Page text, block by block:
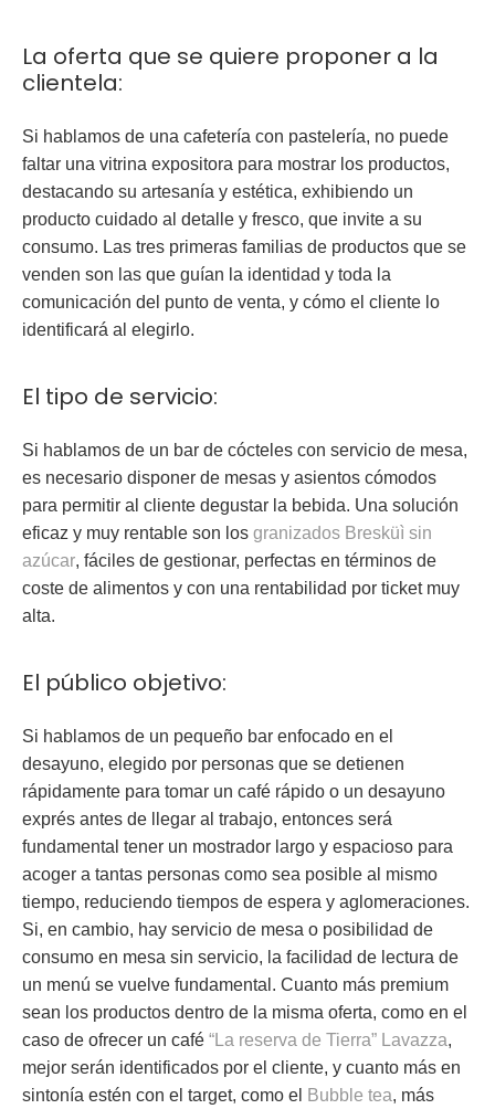
La oferta que se quiere proponer a la
clientela:
Si hablamos de una cafetería con pastelería, no puede
faltar una vitrina expositora para mostrar los productos,
destacando su artesanía y estética, exhibiendo un
producto cuidado al detalle y fresco, que invite a su
consumo. Las tres primeras familias de productos que se
venden son las que guían la identidad y toda la
comunicación del punto de venta, y cómo el cliente lo
identificará al elegirlo.
El tipo de servicio:
Si hablamos de un bar de cócteles con servicio de mesa,
es necesario disponer de mesas y asientos cómodos
para permitir al cliente degustar la bebida. Una solución
eficaz y muy rentable son los granizados Bresküì sin
azúcar, fáciles de gestionar, perfectas en términos de
coste de alimentos y con una rentabilidad por ticket muy
alta.
El público objetivo:
Si hablamos de un pequeño bar enfocado en el
desayuno, elegido por personas que se detienen
rápidamente para tomar un café rápido o un desayuno
exprés antes de llegar al trabajo, entonces será
fundamental tener un mostrador largo y espacioso para
acoger a tantas personas como sea posible al mismo
tiempo, reduciendo tiempos de espera y aglomeraciones.
Si, en cambio, hay servicio de mesa o posibilidad de
consumo en mesa sin servicio, la facilidad de lectura de
un menú se vuelve fundamental. Cuanto más premium
sean los productos dentro de la misma oferta, como en el
caso de ofrecer un café “La reserva de Tierra” Lavazza,
mejor serán identificados por el cliente, y cuanto más en
sintonía estén con el target, como el
Bubble tea, más